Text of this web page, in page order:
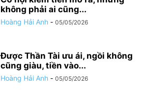
không phải ai cũng...
Hoàng Hải Anh - 05/05/2026
Được Thần Tài ưu ái, ngồi không
cũng giàu, tiền vào...
Hoàng Hải Anh - 05/05/2026